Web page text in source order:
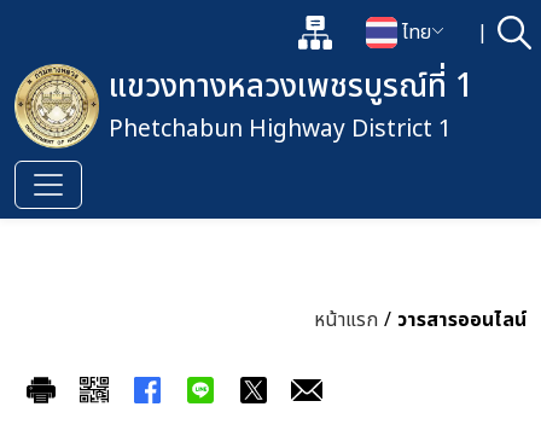
แผนผังเว็บไซต์
เปลี่ยนภาษา
ไทย | ค้
เปิดกล่องค้นหาข้อมูลหลักของเ
แขวงทางหลวงเพชรบูรณ์ที่ 1
Phetchabun Highway District 1
หน้าแรก / วารสารออนไลน์